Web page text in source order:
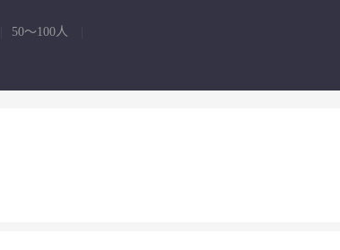
50～100人